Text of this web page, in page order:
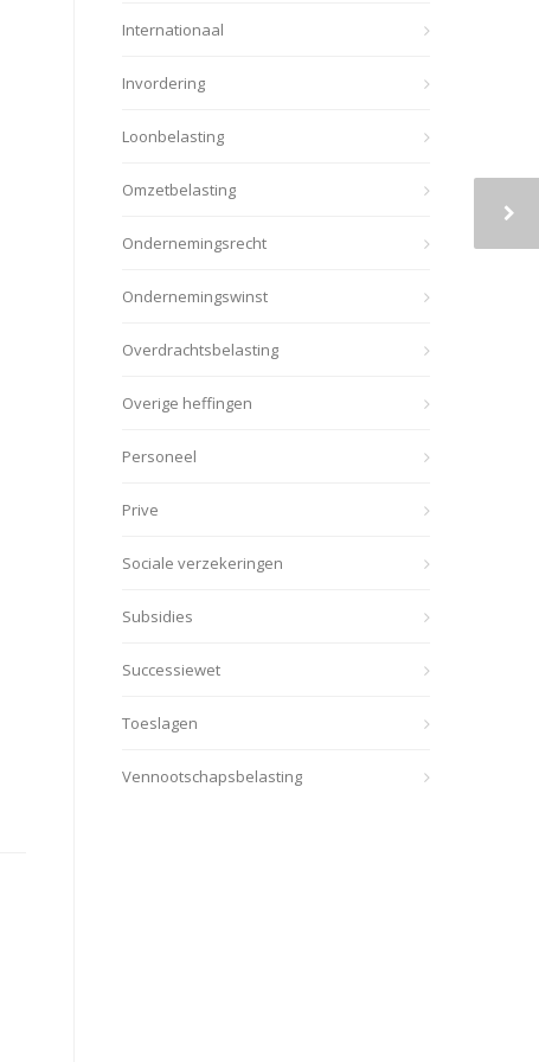
Internationaal
Invordering
Loonbelasting
Omzetbelasting
Ondernemingsrecht
Ondernemingswinst
Overdrachtsbelasting
Overige heffingen
Personeel
Prive
Sociale verzekeringen
Subsidies
Successiewet
Toeslagen
Vennootschapsbelasting